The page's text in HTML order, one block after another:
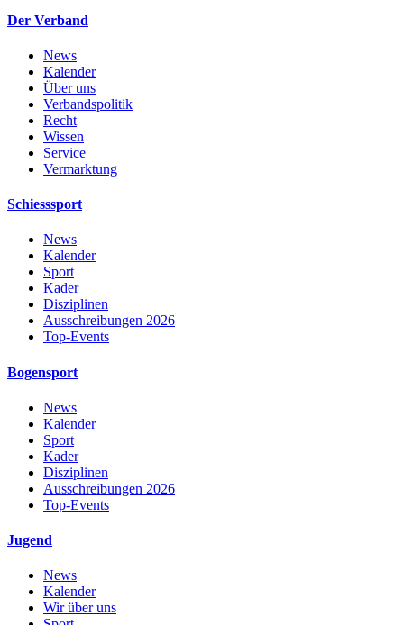
Der Verband
News
Kalender
Über uns
Verbandspolitik
Recht
Wissen
Service
Vermarktung
Schiesssport
News
Kalender
Sport
Kader
Disziplinen
Ausschreibungen 2026
Top-Events
Bogensport
News
Kalender
Sport
Kader
Disziplinen
Ausschreibungen 2026
Top-Events
Jugend
News
Kalender
Wir über uns